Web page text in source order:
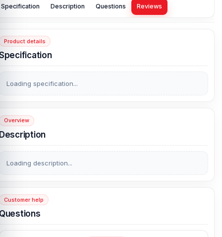
Specification Description Questions Reviews
Product details
Loading specification...
Overview
Loading description...
Customer help